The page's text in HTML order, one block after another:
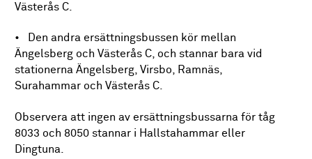
Västerås C.
• Den andra ersättningsbussen kör mellan
Ängelsberg och Västerås C, och stannar bara vid
stationerna Ängelsberg, Virsbo, Ramnäs,
Surahammar och Västerås C.
Observera att ingen av ersättningsbussarna för tåg
8033 och 8050 stannar i Hallstahammar eller
Dingtuna.